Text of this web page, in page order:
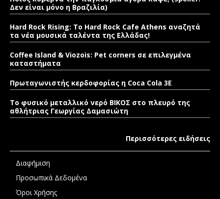
Δεν είναι μόνο η Βραζιλία)
Hard Rock Rising: Το Hard Rock Cafe Athens αναζητά
τα νέα μουσικά ταλέντα της Ελλάδας!
Coffee Island & Viozois: Pet corners σε επιλεγμένα
καταστήματα
Πρωταγωνιστής κερδοφορίας η Coca Cola 3E
Το φυσικό μεταλλικό νερό ΒΙΚΟΣ στο πλευρό της
αθλήτριας Γεωργίας Δαμασιώτη
Περισσότερες ειδήσεις
Διαφήμιση
Προσωπικά Δεδομένα
Όροι Χρήσης